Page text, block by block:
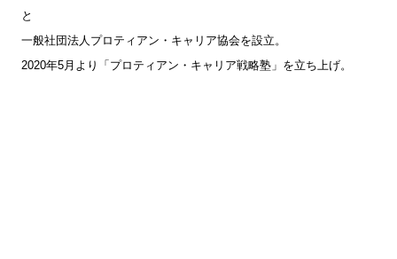
と
一般社団法人プロティアン・キャリア協会を設立。
2020年5月より「プロティアン・キャリア戦略塾」を立ち上げ。